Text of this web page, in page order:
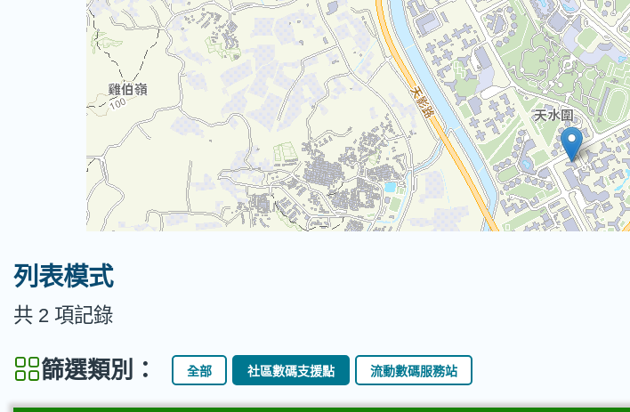
列表模式
共 2 項記錄
篩選類別： 全部 社區數碼支援點 流動數碼服務站